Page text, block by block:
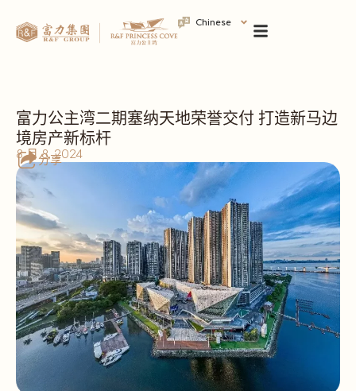
Chinese
富力公主湾二期塞纳天地荣誉交付 打造新马边
境房产新标杆
分享
8 月 8, 2024